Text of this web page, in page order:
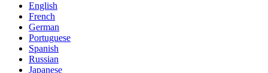
English
French
German
Portuguese
Spanish
Russian
Japanese